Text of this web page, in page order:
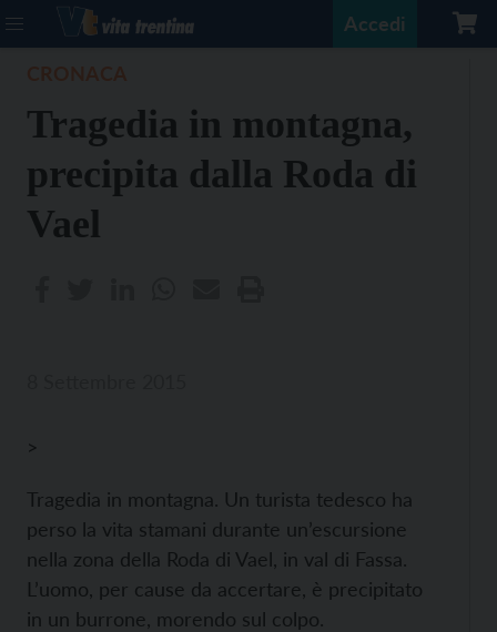
Accedi
Tragedia in montagna,
precipita dalla Roda di
Vael
>
Tragedia in montagna. Un turista tedesco ha
perso la vita stamani durante un’escursione
nella zona della Roda di Vael, in val di Fassa.
L’uomo, per cause da accertare, è precipitato
in un burrone, morendo sul colpo.